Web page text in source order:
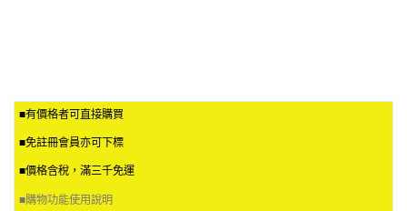
■有價格者可直接購買
■免註冊會員亦可下標
■價格含稅，滿三千免運
■購物功能使用說明